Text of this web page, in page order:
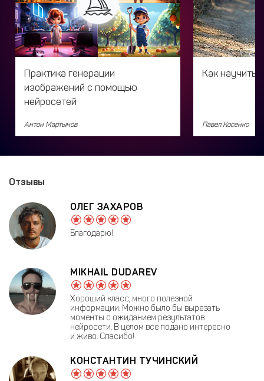
Практика генерации
изображений с помощью
нейросетей
Антон Мартынов
Как
Павел Косенко
Отзывы
ОЛЕГ ЗАХАРОВ
Благодарю!
MIKHAIL DUDAREV
Хороший класс, много полезной
информации. Можно было бы вырезать
моменты с ожиданием результатов
нейросети. В целом все подано интересно
и живо. Спасибо!
КОНСТАНТИН ТУЧИНСКИЙ